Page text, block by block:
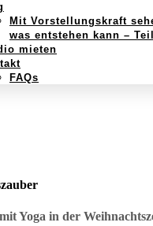
Mit Vorstellungskraft
was entstehen kann –
mieten
FAQs
Yoga in der